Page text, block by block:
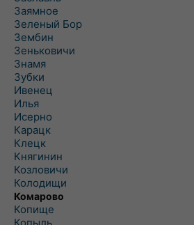
Заямное
Зеленый Бор
Зембин
Зеньковичи
Знамя
Зубки
Ивенец
Илья
Исерно
Карацк
Клецк
Княгинин
Козловичи
Колодищи
Комарово
Копище